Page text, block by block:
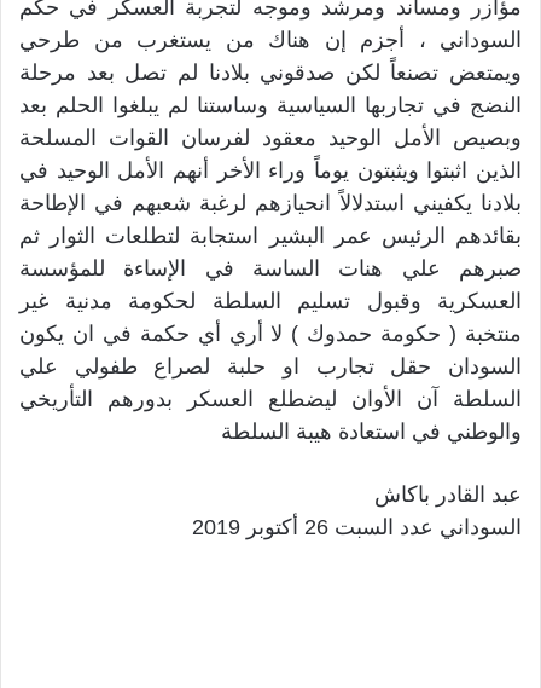
مؤازر ومساند ومرشد وموجه لتجربة العسكر في حكم
السوداني ، أجزم إن هناك من يستغرب من طرحي
ويمتعض تصنعاً لكن صدقوني بلادنا لم تصل بعد مرحلة
النضج في تجاربها السياسية وساستنا لم يبلغوا الحلم بعد
وبصيص الأمل الوحيد معقود لفرسان القوات المسلحة
الذين اثبتوا ويثبتون يوماً وراء الأخر أنهم الأمل الوحيد في
بلادنا يكفيني استدلالاً انحيازهم لرغبة شعبهم في الإطاحة
بقائدهم الرئيس عمر البشير استجابة لتطلعات الثوار ثم
صبرهم علي هنات الساسة في الإساءة للمؤسسة
العسكرية وقبول تسليم السلطة لحكومة مدنية غير
منتخبة ( حكومة حمدوك ) لا أري أي حكمة في ان يكون
السودان حقل تجارب او حلبة لصراع طفولي علي
السلطة آن الأوان ليضطلع العسكر بدورهم التأريخي
والوطني في استعادة هيبة السلطة
عبد القادر باكاش
السوداني عدد السبت 26 أكتوبر 2019